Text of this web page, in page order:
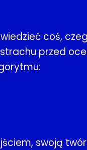
coś,
przed
swoją